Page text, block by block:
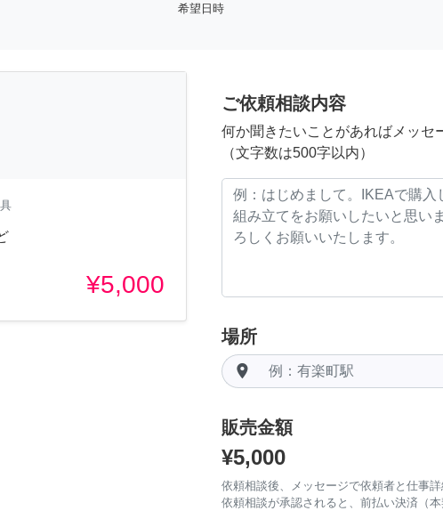
希望日時
¥5,000
ご依頼相談内容
何か聞きたいことがあればメッセ
（文字数は500字以内）
場所
room
販売金額
¥5,000
依頼相談後、メッセージで依頼者と仕事詳
依頼相談が承認されると、前払い決済（